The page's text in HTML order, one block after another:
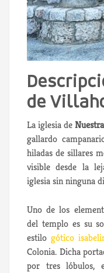
de
La iglesia de
gallardo
hiladas de sillares
visible desde la
iglesia sin ninguna
Uno de los
del templo es su
estilo gótico
Colonia. Dicha
por tres lóbulos,